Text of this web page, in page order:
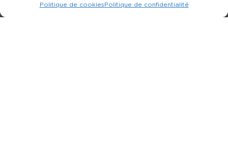
Politique de cookiesPolitique de confidentialité